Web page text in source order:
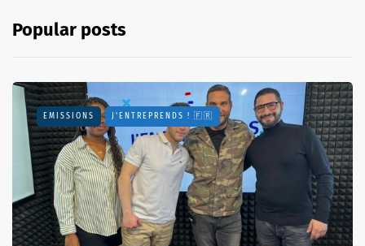
Popular posts
EMISSIONS J'ENTREPRENDS ! 🇫🇷